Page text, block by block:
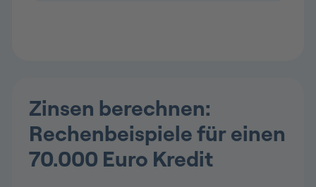
Zinsen berechnen:
Rechenbeispiele für einen
70.000 Euro Kredit